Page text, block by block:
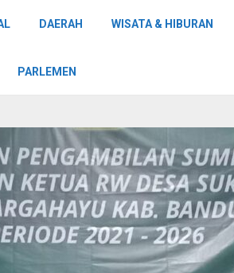
DAERAH WISATA & HIBURAN
PARLEMEN